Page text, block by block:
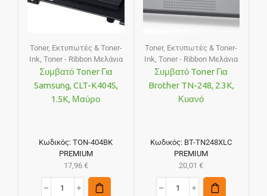
Toner, Εκτυπωτές & Toner-
Ink Toner - Ribbon Μελάνια
Συμβατό Toner Για
Samsung, CLT-K404S,
1.5K, Μαύρο
Κωδικός:TON-404BK
PREMIUM
17,96 €
Toner, Εκτυπωτές & Toner-
Ink ,Toner - Ribbon Μελάνια
Συμβατό Toner Για
Brother TN-248, 2.3K,
Κυανό
Κωδικός: BT-TN248XLC
PREMIUM
20,01€